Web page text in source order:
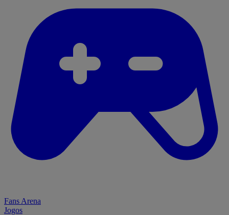
Fans Arena
Jogos